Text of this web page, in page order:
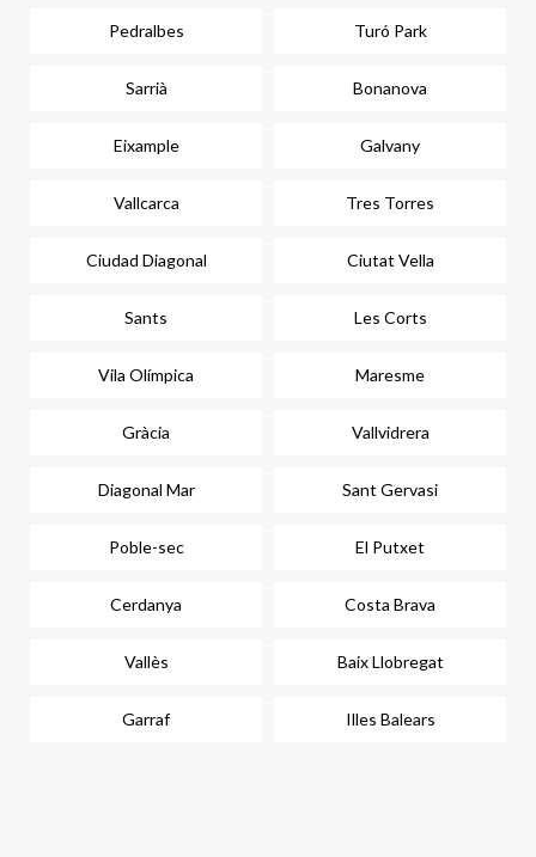
Pedralbes Turó Park
Sarrià Bonanova
Eixample Galvany
Vallcarca Tres Torres
Ciudad Diagonal Ciutat Vella
Sants Les Corts
Vila Olímpica Maresme
Gràcia Vallvidrera
Diagonal Mar Sant Gervasi
Poble-sec El Putxet
Cerdanya Costa Brava
Vallès Baix Llobregat
Garraf Illes Balears